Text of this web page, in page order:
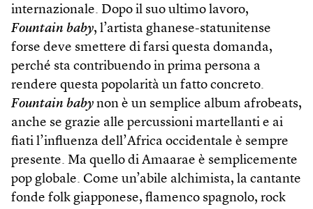
internazionale. Dopo il suo ultimo lavoro,
Fountain baby, l’artista ghanese-statunitense
forse deve smettere di farsi questa domanda,
perché sta contribuendo in prima persona a
rendere questa popolarità un fatto concreto.
Fountain baby non è un semplice album afrobeats,
anche se grazie alle percussioni martellanti e ai
fiati l’influenza dell’Africa occidentale è sempre
presente. Ma quello di Amaarae è semplicemente
pop globale. Come un’abile alchimista, la cantante
fonde folk giapponese, flamenco spagnolo, rock